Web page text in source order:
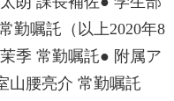
勤嘱託（以上2020年8
季 常勤嘱託● 附属ア
山腰亮介 常勤嘱託